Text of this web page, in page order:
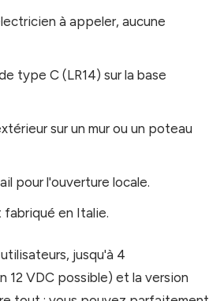
à appeler, aucune
type C (LR14) sur la base
sur un mur ou un poteau
pour l'ouverture locale.
fabriqué en Italie.
jusqu'à 4
12 VDC possible) et la version